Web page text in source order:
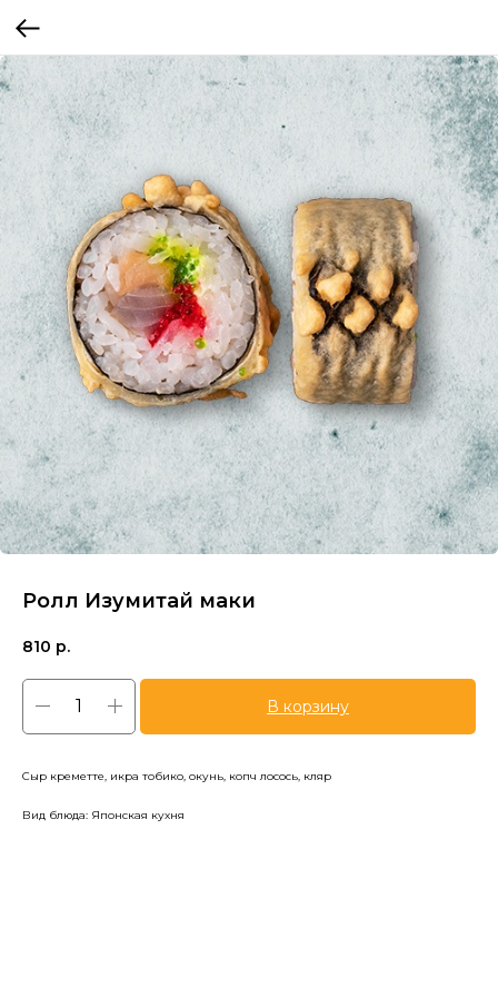
Ролл Изумитай маки
810 р.
В корзину
Сыр креметте, икра тобико, окунь, копч лосось, кляр
Вид блюда: Японская кухня